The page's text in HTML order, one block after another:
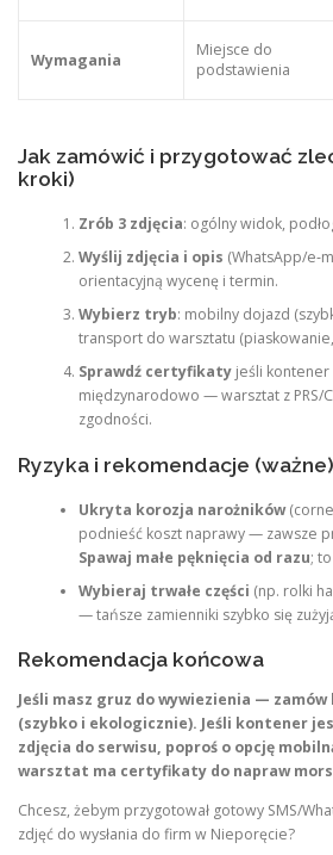
Wymagania
Miejsce do
podstawienia
Jak zamówić i przygotować
kroki)
Zrób 3 zdjęcia: ogólny widok,
Wyślij zdjęcia i opis (WhatsApp/
orientacyjną wycenę i termin.
Wybierz tryb: mobilny dojazd
transport do warsztatu
Sprawdź certyfikatyjeśli kontener
międzynarodowo — warsztat z PRS/
zgodności.
Ryzyka i rekomendacje (ważne)
Ukryta korozja narożników
podnieść koszt naprawy — zawsze
Spawaj małe pęknięcia od razu;
Wybieraj trwałe części (np. rolki
— tańsze zamienniki szybko się
Rekomendacja końcowa
Jeśli masz gruz do wywiezienia —
(szybko i ekologicznie). Jeśli kontener
zdjęcia do serwisu, poproś o opcję
warsztat ma certyfikaty do napraw
Chcesz, żebym przygotował gotowy SMS/
zdjęć do wysłania do firm w Nieporęcie?